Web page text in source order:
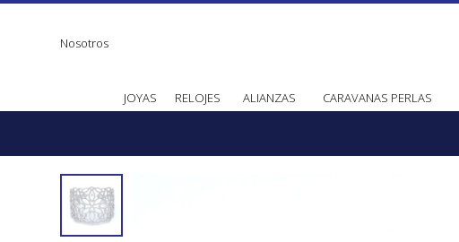
JOYAS RELOJES ALIANZAS CARAVANAS PERLAS
Nosotros